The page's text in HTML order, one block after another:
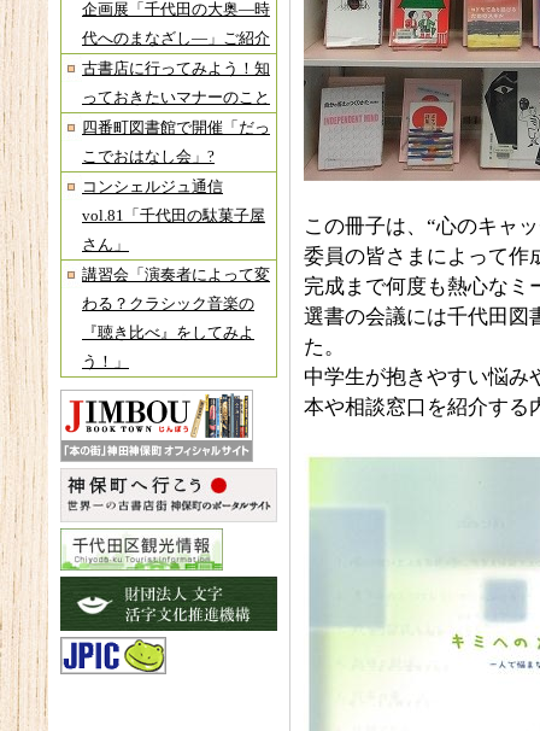
企画展「千代田の大奥―時
代へのまなざし―」ご紹介
古書店に行ってみよう！知
っておきたいマナーのこと
四番町図書館で開催「だっ
こでおはなし会」?
コンシェルジュ通信
vol.81「千代田の駄菓子屋
さん」
講習会「演奏者によって変
わる？クラシック音楽の
『聴き比べ』をしてみよ
う！」
この冊子は、“心のキャ
委員の皆さまによって作
完成まで何度も熱心なミ
選書の会議には千代田図
た。
中学生が抱きやすい悩み
本や相談窓口を紹介する